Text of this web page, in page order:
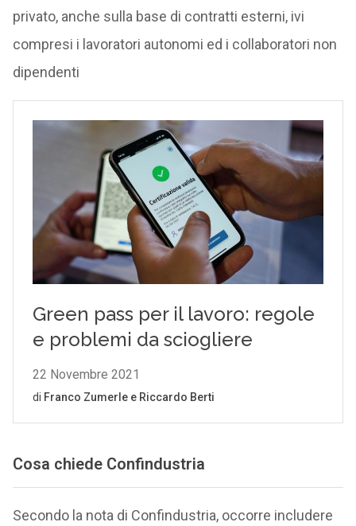
privato, anche sulla base di contratti esterni, ivi
compresi i lavoratori autonomi ed i collaboratori non
dipendenti
Cosa chiede Confindustria
Secondo la nota di Confindustria, occorre includere